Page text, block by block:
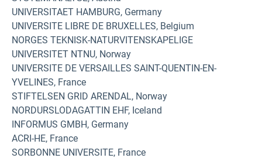
UNIVERSITAET HAMBURG, Germany
UNIVERSITE LIBRE DE BRUXELLES, Belgium
NORGES TEKNISK-NATURVITENSKAPELIGE
UNIVERSITET NTNU, Norway
UNIVERSITE DE VERSAILLES SAINT-QUENTIN-EN-
YVELINES, France
STIFTELSEN GRID ARENDAL, Norway
NORDURSLODAGATTIN EHF, Iceland
INFORMUS GMBH, Germany
ACRI-HE, France
SORBONNE UNIVERSITE, France